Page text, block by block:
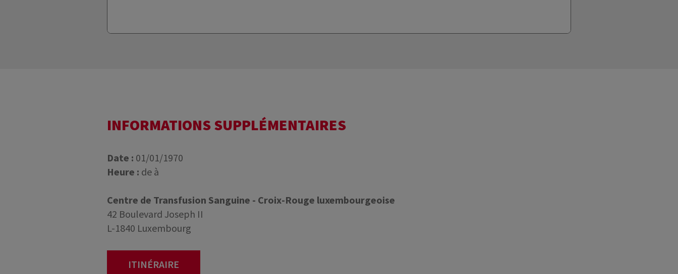
INFORMATIONS SUPPLÉMENTAIRES
Date : 01/01/1970
Heure : de à
Centre de Transfusion Sanguine - Croix-Rouge luxembourgeoise
42 Boulevard Joseph II
L-1840 Luxembourg
ITINÉRAIRE